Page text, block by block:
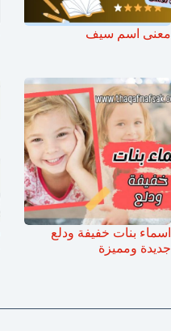
معنى اسم سيف
اسماء بنات خفيفة ودلع
جديدة ومميزة